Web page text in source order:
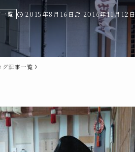
覧 2015年8月16日 2016年11月12日
グ記事一覧